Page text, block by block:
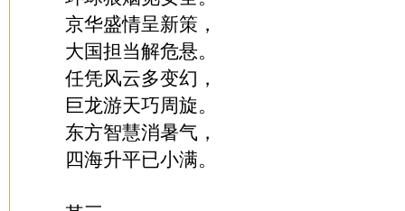
京华盛情呈新策，
大国担当解危悬。
任凭风云多变幻，
巨龙游天巧周旋。
东方智慧消暑气，
四海升平已小满。